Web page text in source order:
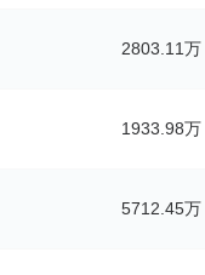
2803.11万
1933.98万
5712.45万